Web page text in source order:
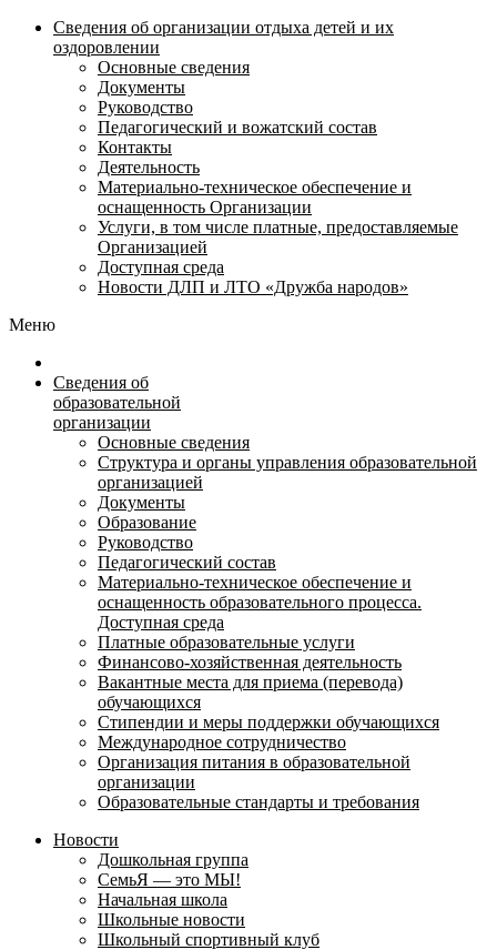
Сведения об организации отдыха детей и их
оздоровлении
Основные сведения
Документы
Руководство
Педагогический и вожатский состав
Контакты
Деятельность
Материально-техническое обеспечение и
оснащенность Организации
Услуги, в том числе платные, предоставляемые
Организацией
Доступная среда
Новости ДЛП и ЛТО «Дружба народов»
Меню
Сведения об
образовательной
организации
Основные сведения
Структура и органы управления образовательной
организацией
Документы
Образование
Руководство
Педагогический состав
Материально-техническое обеспечение и
оснащенность образовательного процесса.
Доступная среда
Платные образовательные услуги
Финансово-хозяйственная деятельность
Вакантные места для приема (перевода)
обучающихся
Стипендии и меры поддержки обучающихся
Международное сотрудничество
Организация питания в образовательной
организации
Образовательные стандарты и требования
Новости
Дошкольная группа
СемьЯ — это МЫ!
Начальная школа
Школьные новости
Школьный спортивный клуб